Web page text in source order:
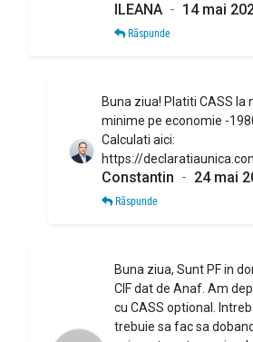
ILEANA - 14 mai
Răspunde
Buna ziua! Platiti CASS la
minime pe economie -
Calculati aici:
https://
Constantin - 24 mai
Răspunde
Buna ziua, Sunt PF in
CIF dat de Anaf. Am
cu CASS optional.
trebuie sa fac sa